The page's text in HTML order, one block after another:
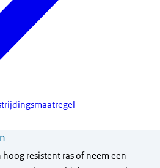
resistent ras of neem een